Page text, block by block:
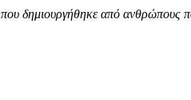
,που δημιουργήθηκε από ανθρώπους